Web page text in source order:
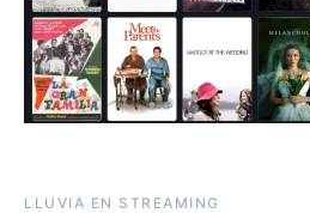
LLUVIA EN STREAMING